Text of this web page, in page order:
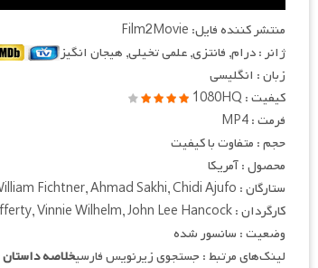
منتشر کننده فایل: Film2Movie
ژانر : درام, فانتزی, علمی تخیلی, هیجان انگیز
زبان : انگلیسی
کیفیت : 1080HQ
فرمت : MP4
حجم : متفاوت با کیفیت
محصول : آمریکا
ستارگان : Nicholas Denton, William Fichtner, Ahmad Sakhi, Chidi Ajufo
کارگردان : Mark Lafferty, Vinnie Wilhelm, John Lee Hancock
وضعیت : سانسور شده
لینک‌های مرتبط : جستجوی زیرنویس فارسیخلاصه داستان